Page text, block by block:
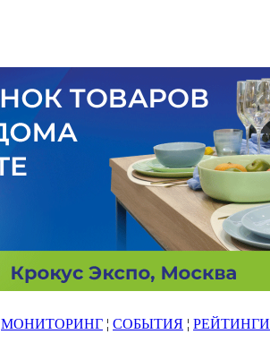
МОНИТОРИНГ ¦ СОБЫТИЯ ¦ РЕЙТИНГИ